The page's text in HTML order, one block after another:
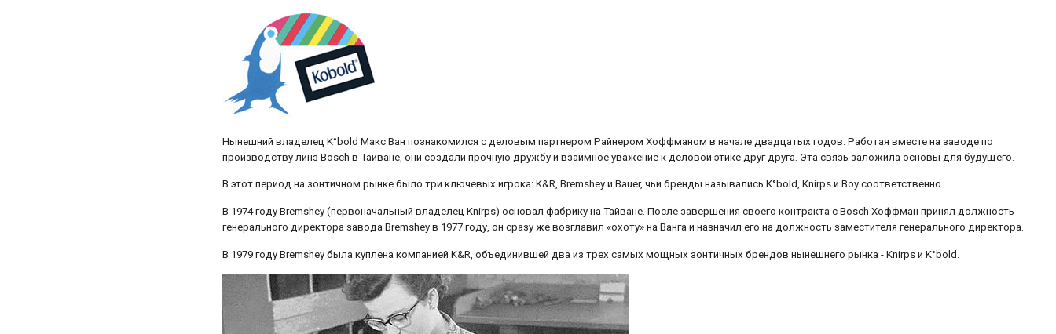
Нынешний владелец K°bold Макс Ван познакомился с деловым партнером Райнером Хоффманом в начале двадцатых годов. Работая вместе на заводе по
производству линз Bosch в Тайване, они создали прочную дружбу и взаимное уважение к деловой этике друг друга. Эта связь заложила основы для будущего.
В этот период на зонтичном рынке было три ключевых игрока: K&R, Bremshey и Bauer, чьи бренды назывались K°bold, Knirps и Boy соответственно.
В 1974 году Bremshey (первоначальный владелец Knirps) основал фабрику на Тайване. После завершения своего контракта с Bosch Хоффман принял должность
генерального директора завода Bremshey в 1977 году, он сразу же возглавил «охоту» на Ванга и назначил его на должность заместителя генерального директора.
В 1979 году Bremshey была куплена компанией K&R, объединившей два из трех самых мощных зонтичных брендов нынешнего рынка - Knirps и K°bold.